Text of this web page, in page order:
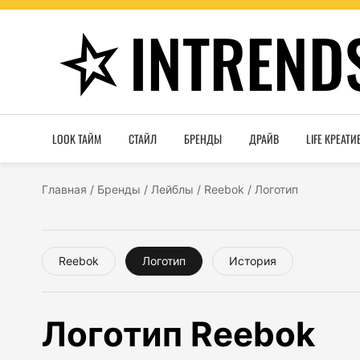
LOOK ТАЙМ СТАЙЛ БРЕНДЫ ДРАЙВ LIFE
Главная / Бренды / Лейблы / Reebok / Логотип
Reebok Логотип История
Логотип Reebok